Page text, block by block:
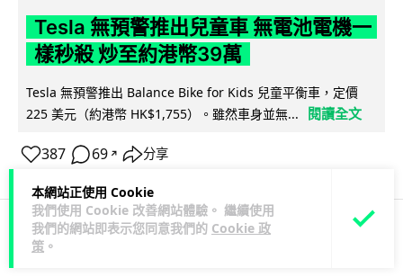
本網站正使用 Cookie
我們使用 Cookie 改善網站體驗。 繼續使用
我們的網站即表示您同意我們的 Cookie 政
策 。
Tesla 無預警推出兒童車 無電池電機一
樣秒殺 炒至約港幣39萬
Tesla 無預警推出 Balance Bike for Kids 兒童平衡車，定價
225 美元（約港幣 HK$1,755）。雖然車身並無...
閱讀全文
387 69 ↗ 分享
應用軟件